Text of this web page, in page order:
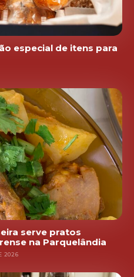
especial de itens para
serve pratos
na Parquelândia
2026